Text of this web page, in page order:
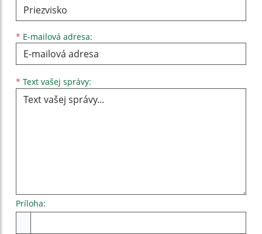
* E-mailová adresa:
* Text vašej správy:
Príloha: